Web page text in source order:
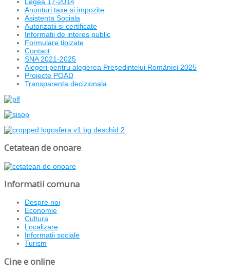
Anunturi taxe si impozite
Asistenta Sociala
Autorizatii si certificate
Informatii de interes public
Formulare tipizate
Contact
SNA 2021-2025
Alegeri pentru alegerea Președintelui României 2025
Proiecte POAD
Transparenta decizionala
Cetatean de onoare
Informatii comuna
Despre noi
Economie
Cultura
Localizare
Informatii sociale
Turism
Cine e online